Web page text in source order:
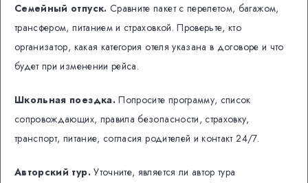
Семейный отпуск. Сравните пакет с перелетом, багажом,
трансфером, питанием и страховкой. Проверьте, кто
организатор, какая категория отеля указана в договоре и что
будет при изменении рейса.
Школьная поездка.Попросите программу, список
сопровождающих, правила безопасности, страховку,
транспорт, питание, согласия родителей и контакт 24/7.
Авторский тур.Уточните, является ли автор тура